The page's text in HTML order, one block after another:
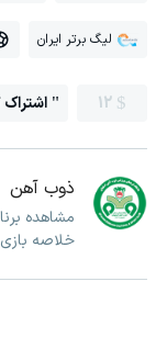
لیگ برتر ایران
12
ذوب آهن
مشاهده
خلاصه